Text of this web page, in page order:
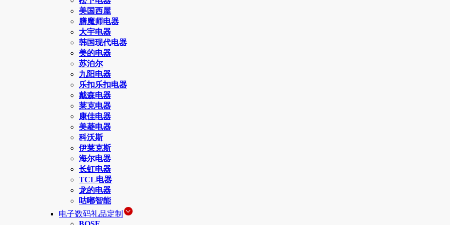
美国西屋
膳魔师电器
大宇电器
韩国现代电器
美的电器
苏泊尔
九阳电器
乐扣乐扣电器
戴森电器
莱克电器
康佳电器
美菱电器
科沃斯
伊莱克斯
海尔电器
长虹电器
TCL电器
龙的电器
咕嘟智能
电子数码礼品定制